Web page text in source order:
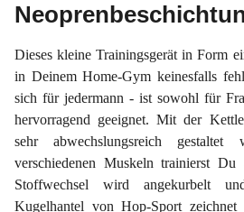
Dieses kleine Trainingsgerät in Form
in Deinem Home-Gym keinesfalls
sich für jedermann - ist sowohl für
hervorragend geeignet. Mit der
sehr abwechslungsreich
verschiedenen Muskeln trainierst Du
Stoffwechsel wird angekurbelt
Kugelhantel von Hop-Sport